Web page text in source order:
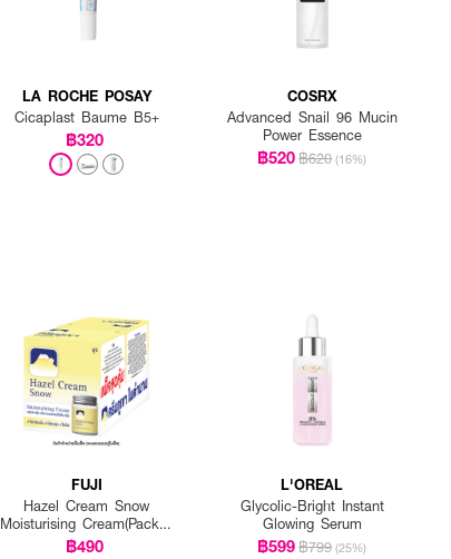
LA ROCHE POSAY
Cicaplast Baume B5+
฿320
COSRX
Advanced Snail 96 Mucin
Power Essence
฿520฿620 (16%)
FUJI
Hazel Cream Snow
Moisturising Cream(Pack 1
Get 1 Free)
฿490
L'OREAL
Glycolic-Bright Instant
Glowing Serum
฿599฿799 (25%)